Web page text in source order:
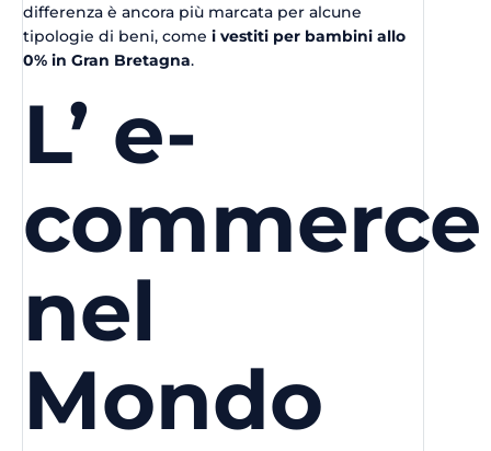
differenza è ancora più marcata per alcune
tipologie di beni, come i vestiti per bambini allo
0% in Gran Bretagna.
L’ e-
commerce
nel
Mondo